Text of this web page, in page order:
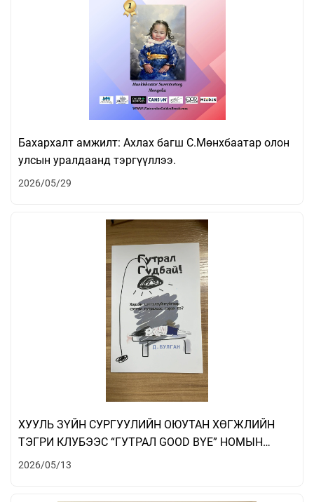
Бахархалт амжилт: Ахлах багш С.Мөнхбаатар олон
улсын уралдаанд тэргүүллээ.
2026/05/29
ХУУЛЬ ЗҮЙН СУРГУУЛИЙН ОЮУТАН ХӨГЖЛИЙН
ТЭГРИ КЛУБЭЭС “ГУТРАЛ GOOD BYE” НОМЫН
ХЭЛЭЛЦҮҮЛЭГ ЗОХИОН БАЙГУУЛАВ
2026/05/13